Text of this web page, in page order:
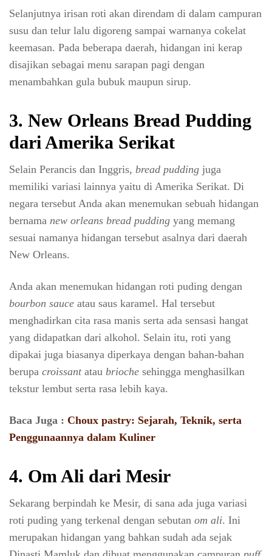
Selanjutnya irisan roti akan direndam di dalam campuran
susu dan telur lalu digoreng sampai warnanya cokelat
keemasan. Pada beberapa daerah, hidangan ini kerap
disajikan sebagai menu sarapan pagi dengan
menambahkan gula bubuk maupun sirup.
3. New Orleans Bread Pudding
dari Amerika Serikat
Selain Perancis dan Inggris, bread pudding juga
memiliki variasi lainnya yaitu di Amerika Serikat. Di
negara tersebut Anda akan menemukan sebuah hidangan
bernama new orleans bread pudding yang memang
sesuai namanya hidangan tersebut asalnya dari daerah
New Orleans.
Anda akan menemukan hidangan roti puding dengan
bourbon sauce atau saus karamel. Hal tersebut
menghadirkan cita rasa manis serta ada sensasi hangat
yang didapatkan dari alkohol. Selain itu, roti yang
dipakai juga biasanya diperkaya dengan bahan-bahan
berupa croissantatau brioche sehingga menghasilkan
tekstur lembut serta rasa lebih kaya.
Baca Juga : Choux pastry: Sejarah, Teknik, serta
Penggunaannya dalam Kuliner
4. Om Ali dari Mesir
Sekarang berpindah ke Mesir, di sana ada juga variasi
roti puding yang terkenal dengan sebutan om ali. Ini
merupakan hidangan yang bahkan sudah ada sejak